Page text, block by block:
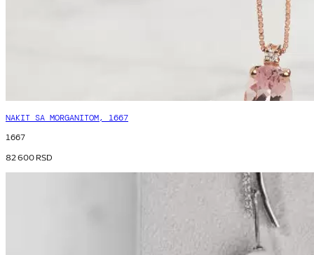
NAKIT SA MORGANITOM, 1667
1667
82 600RSD